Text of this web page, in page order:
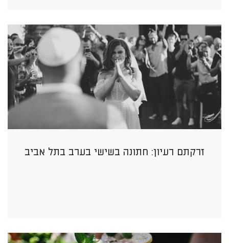
זרקתם רעיון: חתונה בשישי בערב בתל אביב